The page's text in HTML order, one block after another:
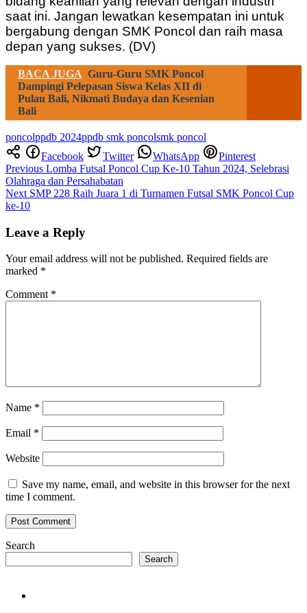
saat ini. Jangan lewatkan kesempatan ini untuk
bergabung dengan SMK Poncol dan raih masa
depan yang sukses. (DV)
BACA JUGA Guru-Guru SMK Poncol
Dampingi Pelepasan Siswa Kelas XII di
Pulau Bali, Nikmati Budaya dan Kesenian
Bali
poncolppdb 2024ppdb smk poncolsmk poncol
Facebook
Twitter WhatsApp Pinterest
Post
navigation
Previous Lomba Futsal Poncol Cup Ke-10 Tahun 2024, Selebrasi
Olahraga dan Persahabatan
Next SMP 228 Raih Juara 1 di Turnamen Futsal SMK Poncol Cup
ke-10
Leave a Reply
Your email address will not be published. Required fields are
marked *
Comment *
Name *
Email *
Website
Save my name, email, and website in this browser for the next
time I comment.
Search
Search